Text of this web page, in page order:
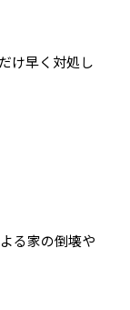
け早く対処し
る家の倒壊や